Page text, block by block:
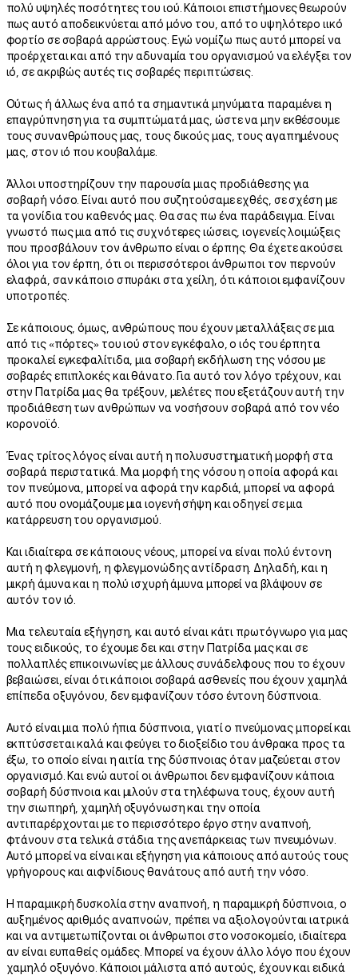
πολύ υψηλές ποσότητες του ιού. Κάποιοι επιστήμονες θεωρούν
πως αυτό αποδεικνύεται από μόνο του, από το υψηλότερο ιικό
φορτίο σε σοβαρά αρρώστους. Εγώ νομίζω πως αυτό μπορεί να
προέρχεται και από την αδυναμία του οργανισμού να ελέγξει τον
ιό, σε ακριβώς αυτές τις σοβαρές περιπτώσεις.
Ούτως ή άλλως ένα από τα σημαντικά μηνύματα παραμένει η
επαγρύπνηση για τα συμπτώματά μας, ώστε να μην εκθέσουμε
τους συνανθρώπους μας, τους δικούς μας, τους αγαπημένους
μας, στον ιό που κουβαλάμε.
Άλλοι υποστηρίζουν την παρουσία μιας προδιάθεσης για
σοβαρή νόσο. Είναι αυτό που συζητούσαμε εχθές, σε σχέση με
τα γονίδια του καθενός μας. Θα σας πω ένα παράδειγμα. Είναι
γνωστό πως μια από τις συχνότερες ιώσεις, ιογενείς λοιμώξεις
που προσβάλουν τον άνθρωπο είναι ο έρπης. Θα έχετε ακούσει
όλοι για τον έρπη, ότι οι περισσότεροι άνθρωποι τον περνούν
ελαφρά, σαν κάποιο σπυράκι στα χείλη, ότι κάποιοι εμφανίζουν
υποτροπές.
Σε κάποιους, όμως, ανθρώπους που έχουν μεταλλάξεις σε μια
από τις «πόρτες» του ιού στον εγκέφαλο, ο ιός του έρπητα
προκαλεί εγκεφαλίτιδα, μια σοβαρή εκδήλωση της νόσου με
σοβαρές επιπλοκές και θάνατο. Για αυτό τον λόγο τρέχουν, και
στην Πατρίδα μας θα τρέξουν, μελέτες που εξετάζουν αυτή την
προδιάθεση των ανθρώπων να νοσήσουν σοβαρά από τον νέο
κορονοϊό.
Ένας τρίτος λόγος είναι αυτή η πολυσυστηματική μορφή στα
σοβαρά περιστατικά. Μια μορφή της νόσου η οποία αφορά και
τον πνεύμονα, μπορεί να αφορά την καρδιά, μπορεί να αφορά
αυτό που ονομάζουμε μια ιογενή σήψη και οδηγεί σε μια
κατάρρευση του οργανισμού.
Και ιδιαίτερα σε κάποιους νέους, μπορεί να είναι πολύ έντονη
αυτή η φλεγμονή, η φλεγμονώδης αντίδραση. Δηλαδή, και η
μικρή άμυνα και η πολύ ισχυρή άμυνα μπορεί να βλάψουν σε
αυτόν τον ιό.
Μια τελευταία εξήγηση, και αυτό είναι κάτι πρωτόγνωρο για μας
τους ειδικούς, το έχουμε δει και στην Πατρίδα μας και σε
πολλαπλές επικοινωνίες με άλλους συνάδελφους που το έχουν
βεβαιώσει, είναι ότι κάποιοι σοβαρά ασθενείς που έχουν χαμηλά
επίπεδα οξυγόνου, δεν εμφανίζουν τόσο έντονη δύσπνοια.
Αυτό είναι μια πολύ ήπια δύσπνοια, γιατί ο πνεύμονας μπορεί και
εκπτύσσεται καλά και φεύγει το διοξείδιο του άνθρακα προς τα
έξω, το οποίο είναι η αιτία της δύσπνοιας όταν μαζεύεται στον
οργανισμό. Και ενώ αυτοί οι άνθρωποι δεν εμφανίζουν κάποια
σοβαρή δύσπνοια και μιλούν στα τηλέφωνα τους, έχουν αυτή
την σιωπηρή, χαμηλή οξυγόνωση και την οποία
αντιπαρέρχονται με το περισσότερο έργο στην αναπνοή,
φτάνουν στα τελικά στάδια της ανεπάρκειας των πνευμόνων.
Αυτό μπορεί να είναι και εξήγηση για κάποιους από αυτούς τους
γρήγορους και αιφνίδιους θανάτους από αυτή την νόσο.
Η παραμικρή δυσκολία στην αναπνοή, η παραμικρή δύσπνοια, ο
αυξημένος αριθμός αναπνοών, πρέπει να αξιολογούνται ιατρικά
και να αντιμετωπίζονται οι άνθρωποι στο νοσοκομείο, ιδιαίτερα
αν είναι ευπαθείς ομάδες. Μπορεί να έχουν άλλο λόγο που έχουν
χαμηλό οξυγόνο. Κάποιοι μάλιστα από αυτούς, έχουν και ειδικά